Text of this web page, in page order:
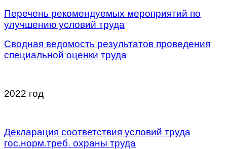
Перечень рекомендуемых мероприятий по
улучшению условий труда
Сводная ведомость результатов проведения
специальной оценки труда
2022 год
Декларация соответствия условий труда
гос.норм.треб. охраны труда